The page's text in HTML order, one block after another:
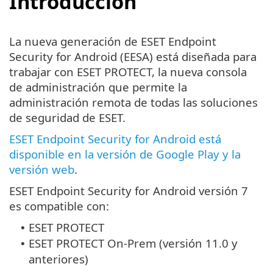
La nueva generación de ESET Endpoint
Security for Android (EESA) está diseñada para
trabajar con ESET PROTECT, la nueva consola
de administración que permite la
administración remota de todas las soluciones
de seguridad de ESET.
ESET Endpoint Security for Android está
disponible en la versión de Google Play y la
versión web.
ESET Endpoint Security for Android versión 7
es compatible con:
• ESET PROTECT
• ESET PROTECT On-Prem (versión 11.0 y
anteriores)